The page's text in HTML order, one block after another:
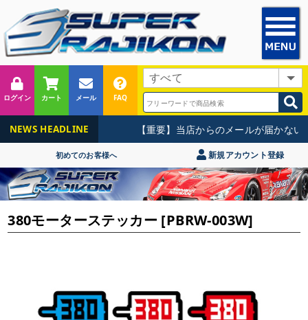
ログイン カート メール FAQ
NEWS HEADLINE 【重要】当店からのメールが届かない
初めてのお客様へ 新規アカウント登録
380モーターステッカー [PBRW-003W]